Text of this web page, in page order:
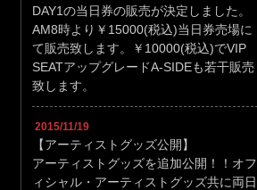
DAY1の当日券の販売が決定しました。
AM8時より￥15000(税込)当日券売場に
て販売致します。￥10000(税込)でVIP
SEATアップグレードA-SIDEも若干販売
致します。
2015/11/19
【アーティストグッズ公開】
アーティストグッズを追加公開！！オフ
ィシャル・アーティストグッズ共に両日